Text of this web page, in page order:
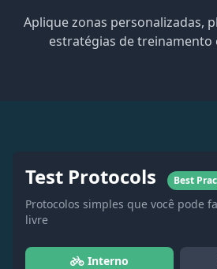
Aplique zonas personalizadas,
estratégias de treinamento
Test Protocols Best
Protocolos simples que você pode
livre
Interno